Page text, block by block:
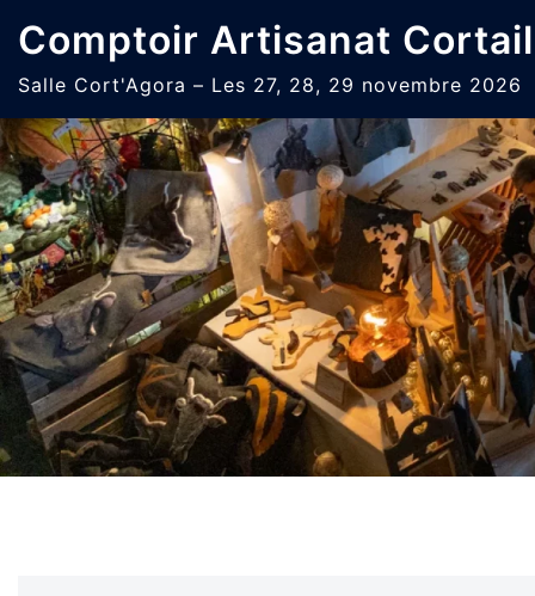
au
contenu
Comptoir Artisanat
Salle Cort'Agora – Les 27, 28, 29 novembre 2026